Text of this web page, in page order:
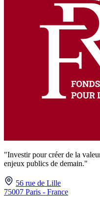
"Investir pour créer de la
enjeux publics de demain."
56 rue de Lille
75007 Paris - France